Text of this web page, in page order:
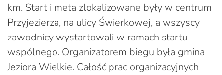
km. Start i meta zlokalizowane były w centrum
Przyjezierza, na ulicy Świerkowej, a wszyscy
zawodnicy wystartowali w ramach startu
wspólnego. Organizatorem biegu była gmina
Jeziora Wielkie. Całość prac organizacyjnych